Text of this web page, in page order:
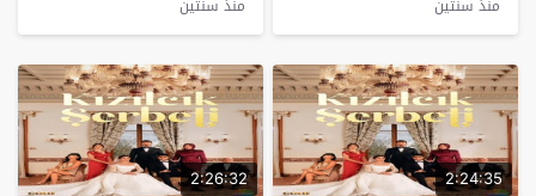
منذ سنتين منذ سنتين
2:24:35
2:26:32